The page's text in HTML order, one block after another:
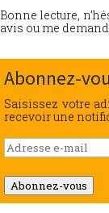
Bonne lecture,
avis ou me
Abonnez-
Saisissez votre
recevoir une
Adresse
e-
mail
Abonnez-vous